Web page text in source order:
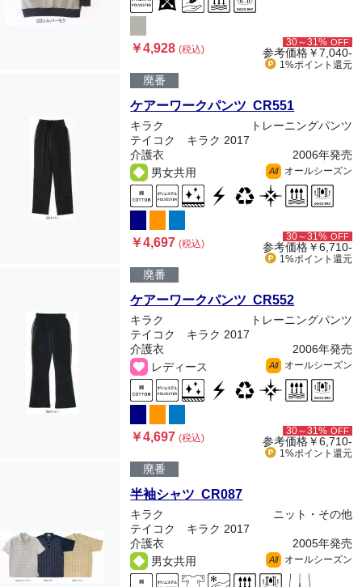
￥4,928(税込)
30～31% OFF
参考価格￥7,040-
1%ポイント 還元
廃番
ケアーワークパンツ CR551
キラク
トレーニングパンツ
テイコク キラク 2017
介護衣
2006年発売
男女共用
All オールシーズン
￥4,697(税込)
30～31% OFF
参考価格￥6,710-
1%ポイント 還元
廃番
ケアーワークパンツ CR552
キラク
トレーニングパンツ
テイコク キラク 2017
介護衣
2006年発売
レディース
All オールシーズン
￥4,697(税込)
30～31% OFF
参考価格￥6,710-
1%ポイント 還元
廃番
半袖シャツ CR087
キラク
ニット・その他
テイコク キラク 2017
介護衣
2005年発売
男女共用
All オールシーズン